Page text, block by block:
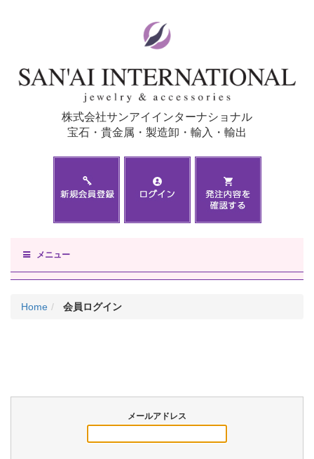
株式会社サンアイインターナショナル
宝石・貴金属・製造卸・輸入・輸出
メニュー
Home 会員ログイン
メールアドレス